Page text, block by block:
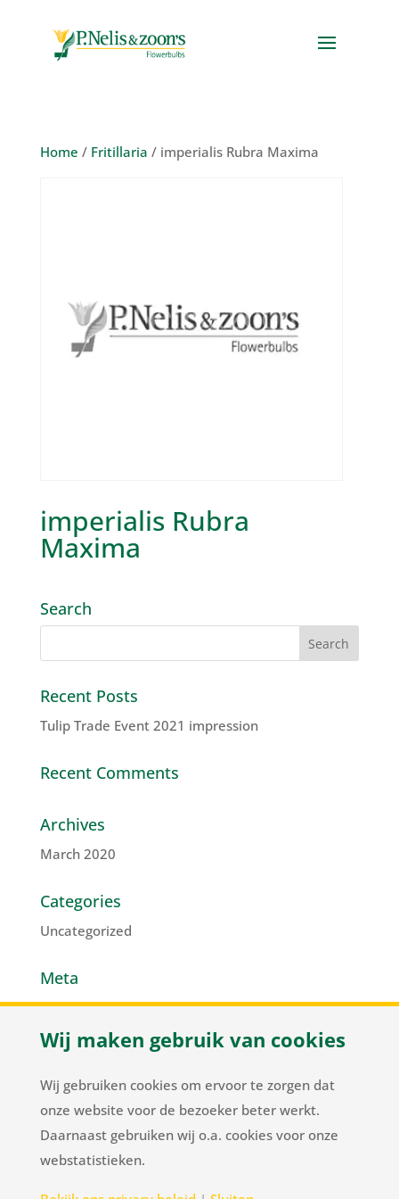
Home / Fritillaria / imperialis Rubra Maxima
imperialis Rubra
Maxima
Search
Recent Posts
Tulip Trade Event 2021 impression
Recent Comments
Archives
March 2020
Categories
Uncategorized
Meta
Log in
Entries feed
WordPress.org
Wij maken gebruik van cookies
Wij gebruiken cookies om ervoor te zorgen dat
onze website voor de bezoeker beter werkt.
Daarnaast gebruiken wij o.a. cookies voor onze
webstatistieken.